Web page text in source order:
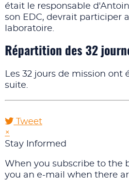
était le responsable
son EDC, devrait participer
laboratoire.
Répartition des 32
Les 32 jours de mission ont
suite.
Tweet
pinterest
×
Stay Informed
When you subscribe to the
you an e-mail when there